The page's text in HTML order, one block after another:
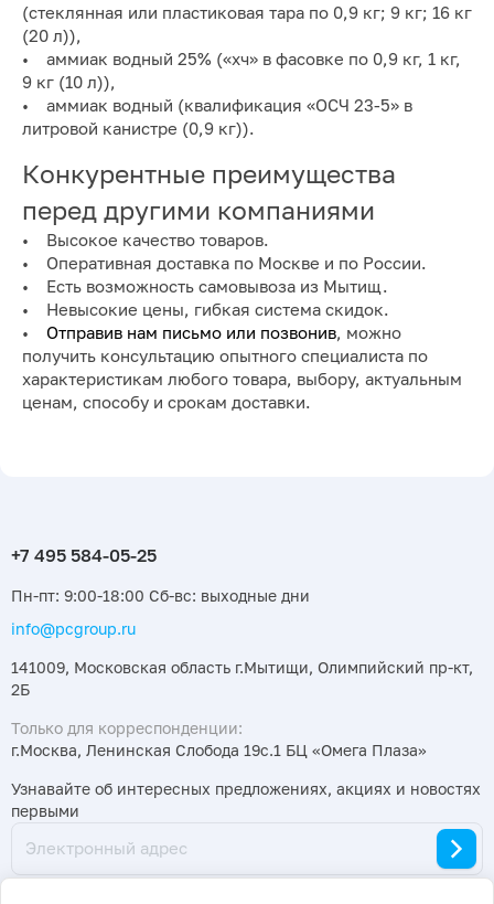
(стеклянная или пластиковая тара по 0,9 кг; 9 кг; 16 кг
(20 л)),
• аммиак водный 25% («хч» в фасовке по 0,9 кг, 1 кг,
9 кг (10 л)),
• аммиак водный (квалификация «ОСЧ 23-5» в
литровой канистре (0,9 кг)).
Конкурентные преимущества
перед другими компаниями
• Высокое качество товаров.
• Оперативная доставка по Москве и по России.
• Есть возможность самовывоза из Мытищ.
• Невысокие цены, гибкая система скидок.
• Отправив нам письмо или позвонив, можно
получить консультацию опытного специалиста по
характеристикам любого товара, выбору, актуальным
ценам, способу и срокам доставки.
Пн-пт: 9:00-18:00 Сб-вс: выходные дни
info@pcgroup.ru
141009, Московская область г.Мытищи, Олимпийский пр-кт,
2Б
Только для корреспонденции:
г.Москва, Ленинская Слобода 19с.1 БЦ «Омега Плаза»
Узнавайте об интересных предложениях, акциях и новостях
первыми